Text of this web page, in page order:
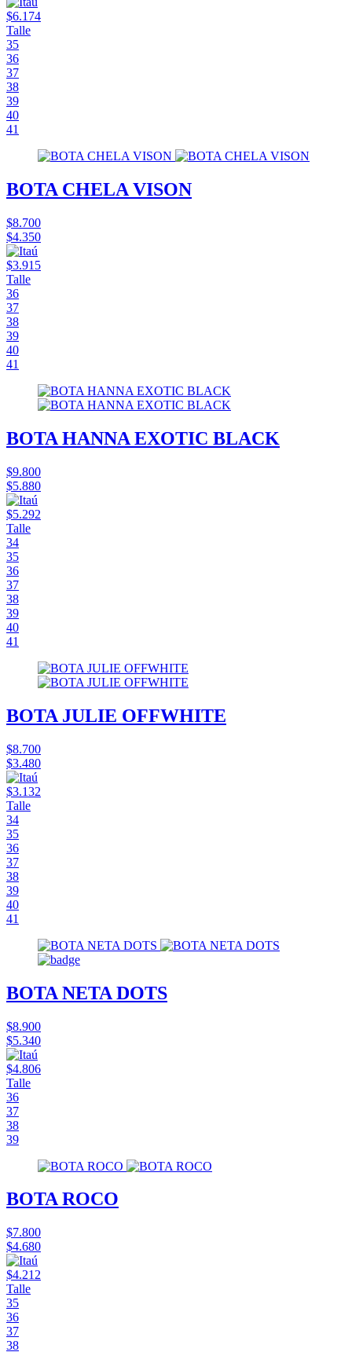
$6.174
Talle
35
36
37
38
39
40
41
BOTA CHELA VISON
$8.700
$4.350
$3.915
Talle
36
37
38
39
40
41
BOTA HANNA EXOTIC BLACK
$9.800
$5.880
$5.292
Talle
34
35
36
37
38
39
40
41
BOTA JULIE OFFWHITE
$8.700
$3.480
$3.132
Talle
34
35
36
37
38
39
40
41
BOTA NETA DOTS
$8.900
$5.340
$4.806
Talle
36
37
38
39
BOTA ROCO
$7.800
$4.680
$4.212
Talle
35
36
37
38